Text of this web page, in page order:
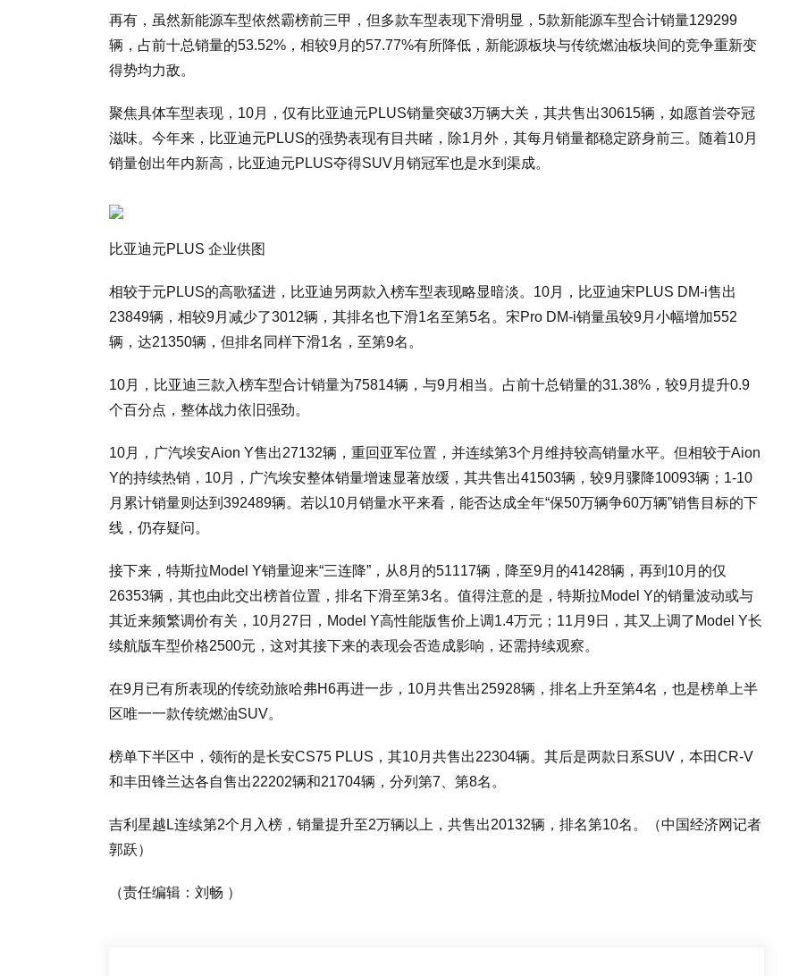
再有，虽然新能源车型依然霸榜前三甲，但多款车型表现下滑明显，5款新能源车型合计销量129299
辆，占前十总销量的53.52%，相较9月的57.77%有所降低，新能源板块与传统燃油板块间的竞争重新变
得势均力敌。
聚焦具体车型表现，10月，仅有比亚迪元PLUS销量突破3万辆大关，其共售出30615辆，如愿首尝夺冠
滋味。今年来，比亚迪元PLUS的强势表现有目共睹，除1月外，其每月销量都稳定跻身前三。随着10月
销量创出年内新高，比亚迪元PLUS夺得SUV月销冠军也是水到渠成。
比亚迪元PLUS 企业供图
相较于元PLUS的高歌猛进，比亚迪另两款入榜车型表现略显暗淡。10月，比亚迪宋PLUS DM-i售出
23849辆，相较9月减少了3012辆，其排名也下滑1名至第5名。宋Pro DM-i销量虽较9月小幅增加552
辆，达21350辆，但排名同样下滑1名，至第9名。
10月，比亚迪三款入榜车型合计销量为75814辆，与9月相当。占前十总销量的31.38%，较9月提升0.9
个百分点，整体战力依旧强劲。
10月，广汽埃安Aion Y售出27132辆，重回亚军位置，并连续第3个月维持较高销量水平。但相较于Aion
Y的持续热销，10月，广汽埃安整体销量增速显著放缓，其共售出41503辆，较9月骤降10093辆；1-10
月累计销量则达到392489辆。若以10月销量水平来看，能否达成全年“保50万辆争60万辆”销售目标的下
线，仍存疑问。
接下来，特斯拉Model Y销量迎来“三连降”，从8月的51117辆，降至9月的41428辆，再到10月的仅
26353辆，其也由此交出榜首位置，排名下滑至第3名。值得注意的是，特斯拉Model Y的销量波动或与
其近来频繁调价有关，10月27日，Model Y高性能版售价上调1.4万元；11月9日，其又上调了Model Y长
续航版车型价格2500元，这对其接下来的表现会否造成影响，还需持续观察。
在9月已有所表现的传统劲旅哈弗H6再进一步，10月共售出25928辆，排名上升至第4名，也是榜单上半
区唯一一款传统燃油SUV。
榜单下半区中，领衔的是长安CS75 PLUS，其10月共售出22304辆。其后是两款日系SUV，本田CR-V
和丰田锋兰达各自售出22202辆和21704辆，分列第7、第8名。
吉利星越L连续第2个月入榜，销量提升至2万辆以上，共售出20132辆，排名第10名。（中国经济网记者
郭跃）
（责任编辑：刘畅 ）